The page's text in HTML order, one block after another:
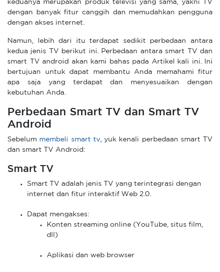
keduanya merupakan produk televisi yang sama, yakni TV
dengan banyak fitur canggih dan memudahkan pengguna
dengan akses internet.
Namun, lebih dari itu terdapat sedikit perbedaan antara
kedua jenis TV berikut ini. Perbedaan antara smart TV dan
smart TV android akan kami bahas pada Artikel kali ini. Ini
bertujuan untuk dapat membantu Anda memahami fitur
apa saja yang terdapat dan menyesuaikan dengan
kebutuhan Anda.
Perbedaan Smart TV dan Smart TV
Android
Sebelum membeli smart tv,
yuk kenali perbedaan smart TV
dan smart TV Android:
Smart TV
Smart TV adalah jenis TV yang terintegrasi dengan
internet dan fitur interaktif Web 2.0.
Dapat mengakses:
Konten streaming online (YouTube, situs film,
dll)
Aplikasi dan web browser